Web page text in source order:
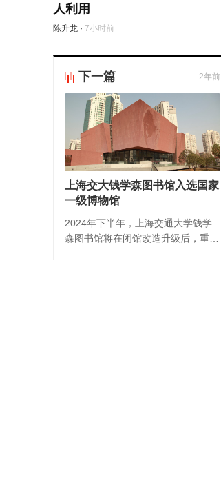
人利用
陈升龙 · 7小时前
下一篇 2年前
上海交大钱学森图书馆入选国家
一级博物馆
2024年下半年，上海交通大学钱学
森图书馆将在闭馆改造升级后，重新